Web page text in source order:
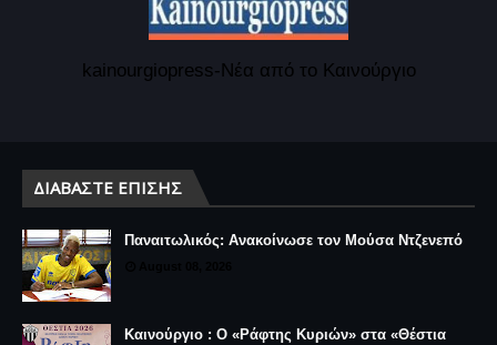
kainourgiopress-Νέα από το Καινούργιο
ΔΙΑΒΆΣΤΕ ΕΠΊΣΗΣ
Παναιτωλικός: Ανακοίνωσε τον Μούσα Ντζενεπό
Καινούργιο : Ο «Ράφτης Κυριών» στα «Θέστια